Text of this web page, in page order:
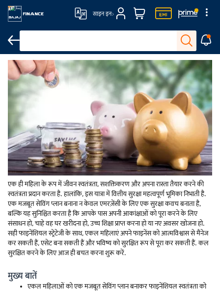
साइन इन
एकल महिलाओं के लिए पैसे बचाने के सुझाव टॉप 10 टिप्स निष्कर्ष
एक ही महिला के रूप में जीवन स्वतंत्रता, सशक्तिकरण और अपना रास्ता तैयार करने की
स्वतंत्रता प्रदान करता है. हालांकि, इस यात्रा में वित्तीय सुरक्षा महत्वपूर्ण भूमिका निभाती है.
एक मजबूत सेविंग प्लान बनाना न केवल एमरज़ेंसी के लिए एक सुरक्षा कवच बनाता है,
बल्कि यह सुनिश्चित करता है कि आपके पास अपनी आकांक्षाओं को पूरा करने के लिए
संसाधन हो, चाहे वह घर खरीदना हो, उच्च शिक्षा प्राप्त करना हो या नए अवसर खोजना हो.
सही फाइनेंशियल स्ट्रेटेजी के साथ, एकल महिलाएं अपने फाइनेंस को आत्मविश्वास से मैनेज
कर सकती हैं, एसेट बना सकती हैं और भविष्य को सुरक्षित रूप से पूरा कर सकती हैं. कल
सुरक्षित करने के लिए आज ही बचत करना शुरू करें.
मुख्य बातें
एकल महिलाओं को एक मजबूत सेविंग प्लान बनाकर फाइनेंशियल स्वतंत्रता को